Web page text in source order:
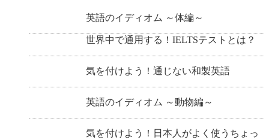
英語のイディオム ～体編～
世界中で通用する！IELTSテストとは？
気を付けよう！通じない和製英語
英語のイディオム ～動物編～
気を付けよう！日本人がよく使うちょっ